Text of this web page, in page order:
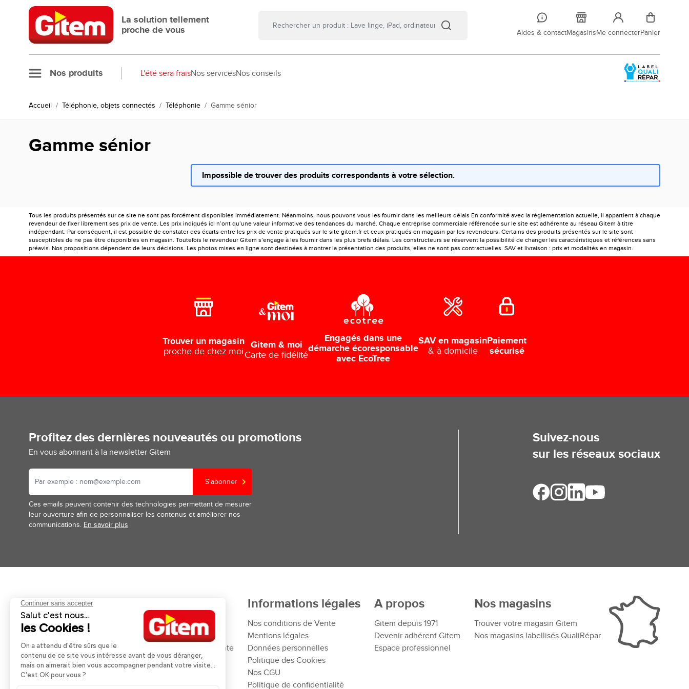
Allez au contenu
La solution tellement
proche de vous
Aides & contactMagasinsMe connecterPanier
Nos produits L'été sera fraisNos servicesNos conseils
Accueil / Téléphonie, objets connectés / Téléphonie / Gamme sénior
Gamme sénior
Impossible de trouver des produits correspondants à votre sélection.
Tous les produits présentés sur ce site ne sont pas forcément disponibles immédiatement. Néanmoins, nous pouvons vous les fournir dans les meilleurs délais En conformité avec la réglementation actuelle, il appartient à chaque
revendeur de fixer librement ses prix de vente. Les prix indiqués ici n’ont qu’une valeur informative des tendances du marché. Chaque entreprise commerciale référencée sur le site est adhérente au réseau Gitem à titre
indépendant. Par conséquent, il est possible de constater des écarts entre les prix de vente pratiqués sur le site gitem.fr et ceux pratiqués en magasin par les revendeurs. Certains des produits présentés sur le site sont
susceptibles de ne pas être disponibles en magasin. Toutefois le revendeur Gitem s’engage à les fournir dans les plus brefs délais. Les constructeurs se réservent la possibilité de changer les caractéristiques et références sans
préavis. Nos propositions dépendent de leurs décisions. Les photos mises en ligne sont destinées à montrer la présentation des produits, elles ne sont pas contractuelles. SAV et livraison : prix et modalités en magasin.
Trouver un magasin
proche de chez moi
Gitem & moi
Carte de fidélité
Engagés dans une
démarche écoresponsable
avec EcoTree
SAV en magasin
& à domicile
Paiement
sécurisé
Profitez des dernières nouveautés ou promotions
En vous abonnant à la newsletter Gitem
S'abonner
Ces emails peuvent contenir des technologies permettant de mesurer
leur ouverture afin de personnaliser les contenus et améliorer nos
communications. En savoir plus
Suivez-nous
sur les réseaux sociaux
Aides et informations
Retour et remboursement
Nos guides d'achat
Livraison et retrait
Rappels Produits
Pose et services
Financement
Service Après Vente
Informations légales
Nos conditions de Vente
Mentions légales
Données personnelles
Politique des Cookies
Nos CGU
Politique de confidentialité
A propos
Gitem depuis 1971
Devenir adhérent Gitem
Espace professionnel
Nos magasins
Trouver votre magasin Gitem
Nos magasins labellisés QualiRépar